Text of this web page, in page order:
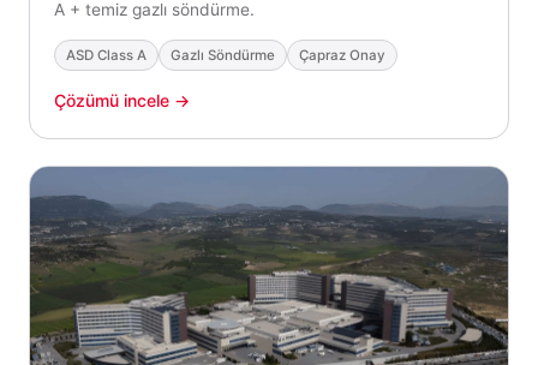
A + temiz gazlı söndürme.
ASD Class A Gazlı Söndürme Çapraz Onay
Çözümü incele →